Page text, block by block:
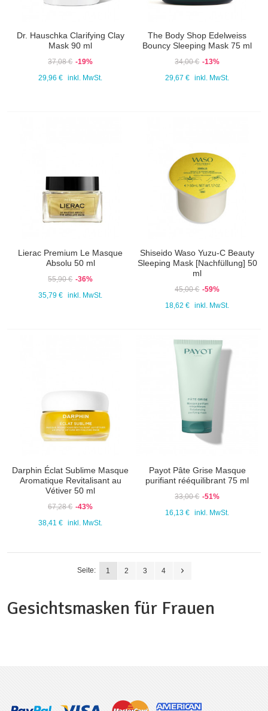
Dr. Hauschka Clarifying Clay
Mask 90 ml
37,08 € -19%
29,96 €
inkl. MwSt.
The Body Shop Edelweiss
Bouncy Sleeping Mask 75 ml
34,00 € -13%
29,67 €
inkl. MwSt.
Lierac Premium Le Masque
Absolu 50 ml
55,90 € -36%
35,79 €
inkl. MwSt.
Shiseido Waso Yuzu-C Beauty
Sleeping Mask [Nachfüllung] 50
ml
45,00 € -59%
18,62 €
inkl. MwSt.
Darphin Éclat Sublime Masque
Aromatique Revitalisant au
Vétiver 50 ml
67,28 € -43%
38,41 €
inkl. MwSt.
Payot Pâte Grise Masque
purifiant rééquilibrant 75 ml
33,00 € -51%
16,13 €
inkl. MwSt.
Seite: 1 2 3 4
Gesichtsmasken für Frauen